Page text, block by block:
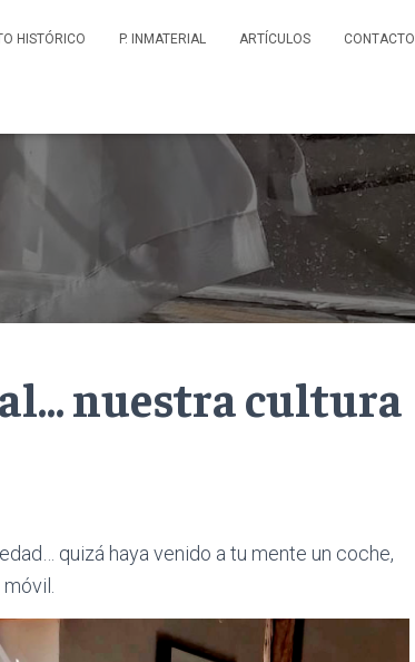
HISTÓRICO P. INMATERIAL ARTÍCULOS CONTACTO
nuestra cultura
quizá haya venido a tu mente un coche,